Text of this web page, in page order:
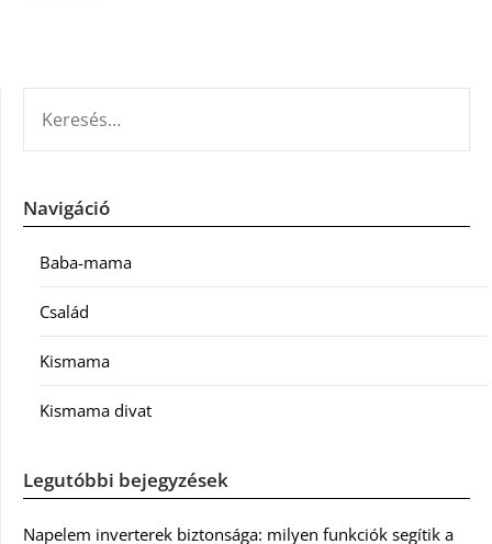
Navigáció
Baba-mama
Család
Kismama
Kismama divat
Legutóbbi bejegyzések
Napelem inverterek biztonsága: milyen funkciók segítik a